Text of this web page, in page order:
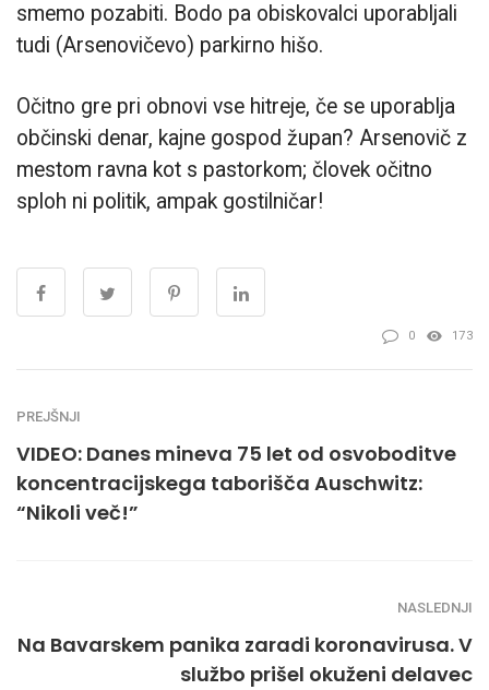
smemo pozabiti. Bodo pa obiskovalci uporabljali
tudi (Arsenovičevo) parkirno hišo.
Očitno gre pri obnovi vse hitreje, če se uporablja
občinski denar, kajne gospod župan? Arsenovič z
mestom ravna kot s pastorkom; človek očitno
sploh ni politik, ampak gostilničar!
0 173
PREJŠNJI
VIDEO: Danes mineva 75 let od osvoboditve
koncentracijskega taborišča Auschwitz:
“Nikoli več!”
NASLEDNJI
Na Bavarskem panika zaradi koronavirusa. V
službo prišel okuženi delavec